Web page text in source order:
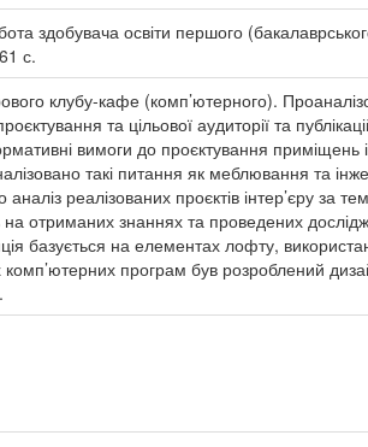
здобувача освіти першого
с.
клубу-кафе (комп’ютерного).
та цільової аудиторії та
вимоги до проєктування приміщень
такі питання як меблювання та
реалізованих проєктів інтер’єру за
на отриманих знаннях та проведених
базується на елементах лофту,
комп’ютерних програм був розроблений